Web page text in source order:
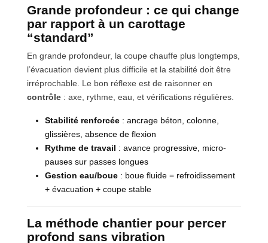
Grande profondeur : ce qui change
par rapport à un carottage
“standard”
En grande profondeur, la coupe chauffe plus longtemps,
l’évacuation devient plus difficile et la stabilité doit être
irréprochable. Le bon réflexe est de raisonner en
contrôle : axe, rythme, eau, et vérifications régulières.
Stabilité renforcée : ancrage béton, colonne,
glissières, absence de flexion
Rythme de travail : avance progressive, micro-
pauses sur passes longues
Gestion eau/boue : boue fluide = refroidissement
+ évacuation + coupe stable
La méthode chantier pour percer
profond sans vibration